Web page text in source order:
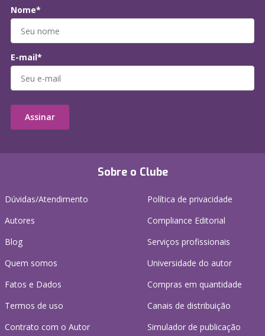
Sobre o Clube
Dúvidas/Atendimento
Autores
Blog
Quem somos
Fatos e Dados
Termos de uso
Contrato com o Autor
Política de privacidade
Compliance Editorial
Serviços profissionais
Universidade do autor
Compras em quantidade
Canais de distribuição
Simulador de publicação
Nome*
E-mail*
Assinar